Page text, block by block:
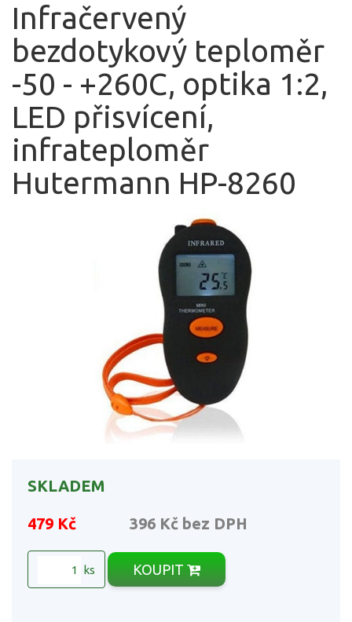
Infračervený
bezdotykový teploměr
-50 - +260C, optika 1:2,
LED přisvícení,
infrateploměr
Hutermann HP-8260
SKLADEM
479 Kč 396 Kč bez DPH
ks KOUPIT